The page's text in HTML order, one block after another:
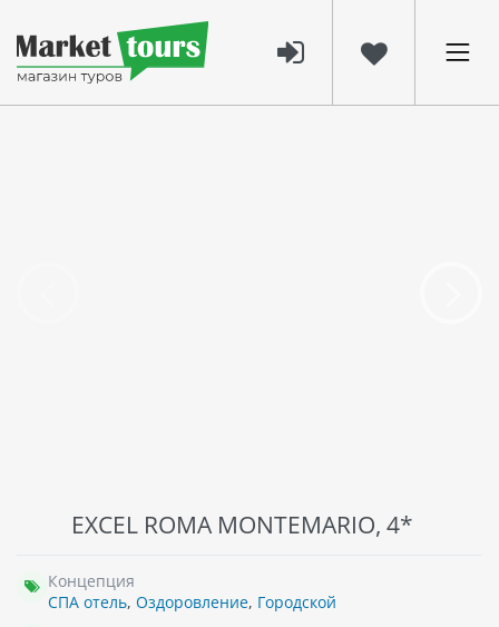
EXCEL ROMA MONTEMARIO, 4*
Концепция
СПА отель, Оздоровление, Городской